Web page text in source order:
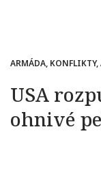
ARMÁDA,